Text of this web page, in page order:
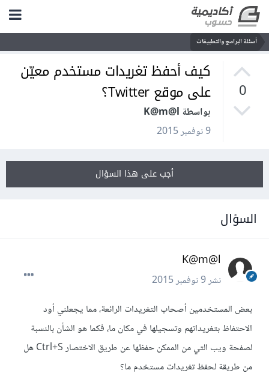
أسئلة البرامج والتطبيقات
0
كيف أحفظ تغريدات مستخدم معيّن
على موقع Twitter؟
بواسطة K@m@l
9 نوفمبر 2015
أجب على هذا السؤال
السؤال
K@m@l
نشر9 نوفمبر 2015
بعض المستخدمين أصحاب التغريدات الرائعة، مما يجعلني أود
الاحتفاظ بتغريداتهم وتسجيلها في مكان ما، فكما هو الشأن بالنسبة
لصفحة ويب التي من الممكن حفظها عن طريق الاختصار Ctrl+S هل
من طريقة لحفظ تغريدات مستخدم ما؟